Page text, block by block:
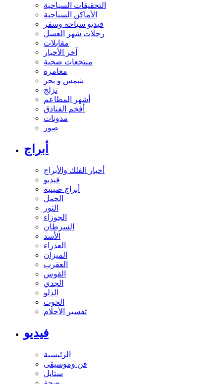
التحقيقات السياحية
الأماكن السياحية
فيديو سياحة وسفر
رحلات شهر العسل
مقابلات
آخر الأخبار
منتجعات صحية
مغامرة
شمس و بحر
تزلج
أشهر المطاعم
أفخم الفنادق
مدونات
صور
أبراج
أخبار الفلك والأبراج
فيديو
أبراج صينية
الحمل
الثور
الجوزاء
السرطان
الأسد
العذراء
الميزان
العقرب
القوس
الجدي
الدلو
الحوت
تفسير الأحلام
فيديو
الرئيسية
فن وموسيقى
ستايل